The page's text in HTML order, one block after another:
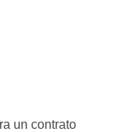
un contrato